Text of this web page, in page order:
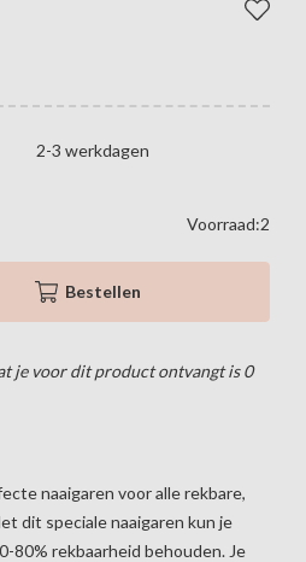
2-3 werkdagen
Voorraad:2
Bestellen
je voor dit product ontvangt is0
naaigaren voor alle rekbare,
dit speciale naaigaren kun je
80% rekbaarheid behouden. Je